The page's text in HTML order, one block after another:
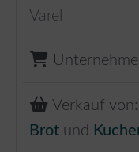
Varel
Verkauf von:
Brot und